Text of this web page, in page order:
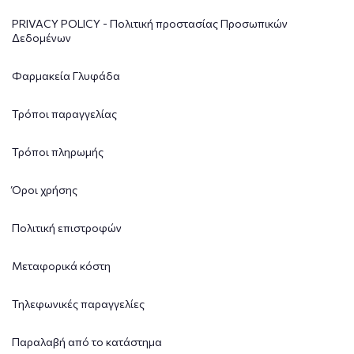
PRIVACY POLICY - Πολιτική προστασίας Προσωπικών
Δεδομένων
Φαρμακεία Γλυφάδα
Τρόποι παραγγελίας
Τρόποι πληρωμής
Όροι χρήσης
Πολιτική επιστροφών
Μεταφορικά κόστη
Τηλεφωνικές παραγγελίες
Παραλαβή από το κατάστημα